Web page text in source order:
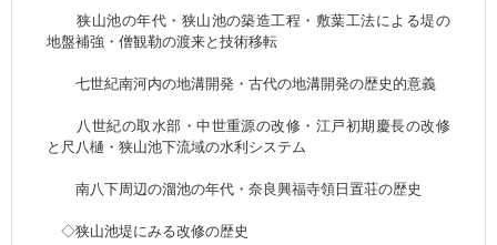
狭山池の年代・狭山池の築造工程・敷葉工法による堤の
地盤補強・僧観勒の渡来と技術移転
七世紀南河内の地溝開発・古代の地溝開発の歴史的意義
八世紀の取水部・中世重源の改修・江戸初期慶長の改修
と尺八樋・狭山池下流域の水利システム
南八下周辺の溜池の年代・奈良興福寺領日置荘の歴史
◇狭山池堤にみる改修の歴史